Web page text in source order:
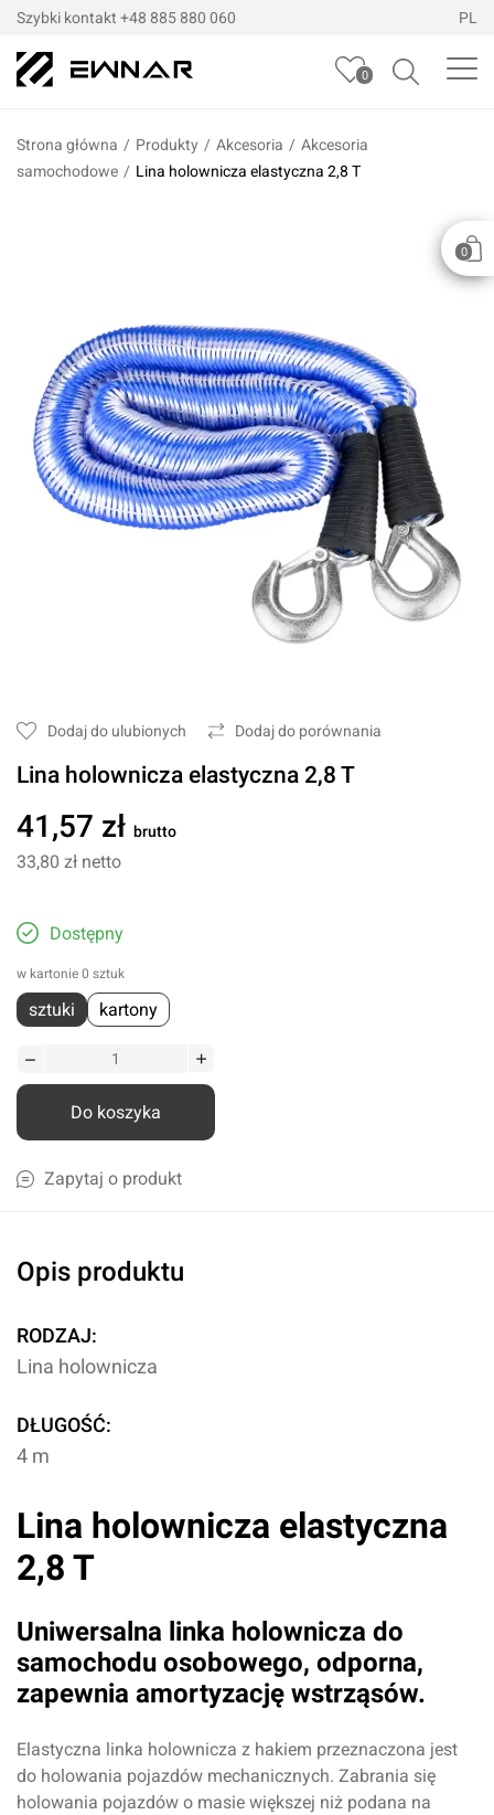
Szybki kontakt +48 885 880 060 PL
0
0
Strona główna / Produkty / Akcesoria / Akcesoria
samochodowe / Lina holownicza elastyczna 2,8 T
Dodaj do ulubionych Dodaj do porównania
Lina holownicza elastyczna 2,8 T
41,57 zł brutto
33,80 zł netto
Dostępny
w kartonie 0 sztuk
sztuki kartony
Do koszyka
Zapytaj o produkt
Opis produktu
RODZAJ:
Lina holownicza
DŁUGOŚĆ:
4 m
Lina holownicza elastyczna
2,8 T
Uniwersalna linka holownicza do
samochodu osobowego, odporna,
zapewnia amortyzację wstrząsów.
Elastyczna linka holownicza z hakiem przeznaczona jest
do holowania pojazdów mechanicznych. Zabrania się
holowania pojazdów o masie większej niż podana na